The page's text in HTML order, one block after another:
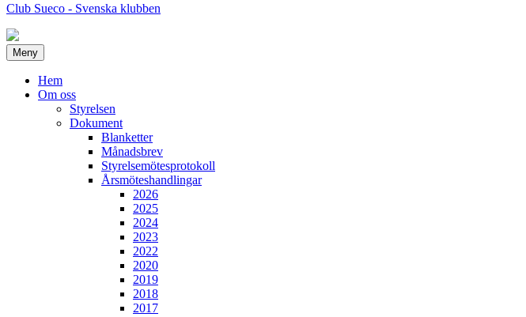
Club Sueco - Svenska klubben
Meny Hoppa
till
innehåll
Hem
Om oss
Styrelsen
Dokument
Blanketter
Månadsbrev
Styrelsemötesprotokoll
Årsmöteshandlingar
2026
2025
2024
2023
2022
2020
2019
2018
2017